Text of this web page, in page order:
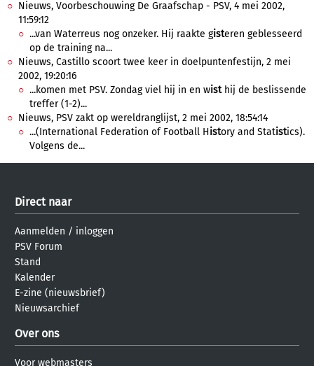
Nieuws, Voorbeschouwing De Graafschap - PSV, 4 mei 2002,
11:59:12
...van Waterreus nog onzeker. Hij raakte gisteren geblesseerd
op de training na...
Nieuws, Castillo scoort twee keer in doelpuntenfestijn, 2 mei
2002, 19:20:16
...komen met PSV. Zondag viel hij in en wisthij de beslissende
treffer (1-2)...
Nieuws, PSV zakt op wereldranglijst, 2 mei 2002, 18:54:14
...(International Federation of Football History and Statistics).
Volgens de...
Direct naar
Aanmelden / inloggen
PSV Forum
Stand
Kalender
E-zine (nieuwsbrief)
Nieuwsarchief
Over ons
Voor webmasters